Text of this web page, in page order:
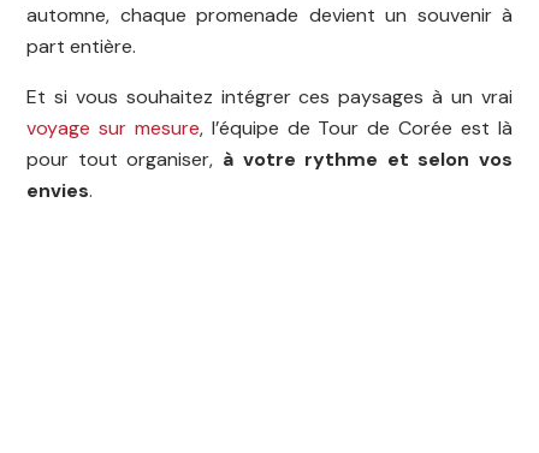
automne, chaque promenade devient un souvenir à
part entière.
Et si vous souhaitez intégrer ces paysages à un vrai
voyage sur mesure, l’équipe de Tour de Corée est là
pour tout organiser, à votre rythme et selon vos
envies.